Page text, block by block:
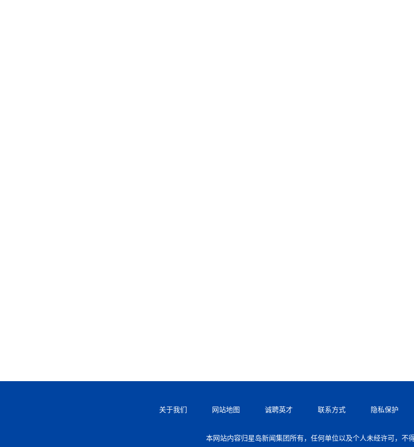
关于我们 网站地图 诚聘英才 联系方式 隐私保护
本网站内容归星岛新闻集团所有，任何单位以及个人未经许可，不